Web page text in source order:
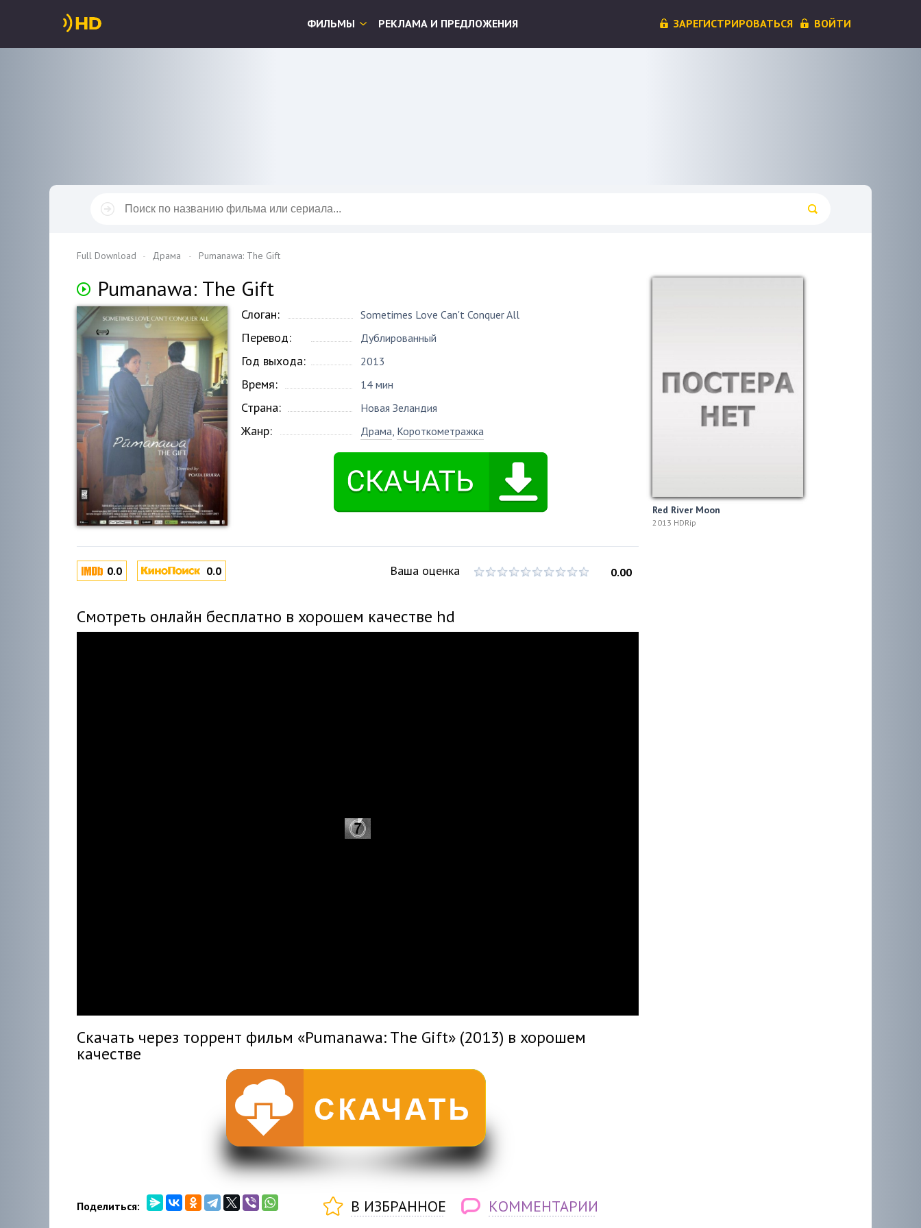
ФИЛЬМЫ РЕКЛАМА И ПРЕДЛОЖЕНИЯ ЗАРЕГИСТРИРОВАТЬСЯ ВОЙТИ
Full Download Драма Pumanawa: The Gift
Pumanawa: The Gift
Слоган: Sometimes Love Can't Conquer All
Перевод: Дублированный
Год выхода: 2013
Время: 14 мин
Страна: Новая Зеландия
Жанр: Драма, Короткометражка
0.0 0.0 Ваша оценка 0.00
Смотреть онлайн бесплатно в хорошем качестве hd
Скачать через торрент фильм «Pumanawa: The Gift» (2013) в хорошем
качестве
Поделиться: В ИЗБРАННОЕ КОММЕНТАРИИ
Red River Moon
2013 HDRip